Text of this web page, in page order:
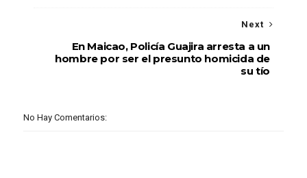
Next
En Maicao, Policía Guajira arresta a un
hombre por ser el presunto homicida de
su tío
No Hay Comentarios: